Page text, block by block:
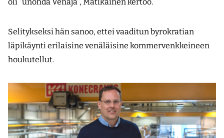
Selitykseksi hän sanoo, ettei vaaditun byrokratian
läpikäynti erilaisine venäläisine kommervenkkeineen
houkutellut.